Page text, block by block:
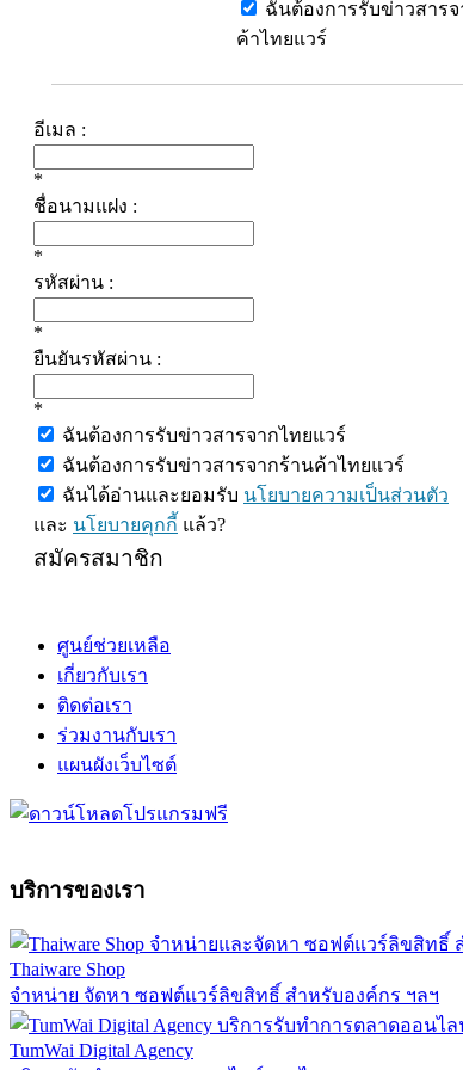
ฉันต้องการรับข่าวสาร
ค้าไทยแวร์
อีเมล :
*
ชื่อนามแฝง :
*
รหัสผ่าน :
*
ยืนยันรหัสผ่าน :
*
ฉันต้องการรับข่าวสารจากไทยแวร์
ฉันต้องการรับข่าวสารจากร้านค้าไทยแวร์
ฉันได้อ่านและยอมรับ นโยบายความเป็นส่วนตัว
และ นโยบายคุกกี้ แล้ว?
สมัครสมาชิก
ศูนย์ช่วยเหลือ
เกี่ยวกับเรา
ติดต่อเรา
ร่วมงานกับเรา
แผนผังเว็บไซต์
บริการของเรา
Thaiware Shop
จำหน่าย จัดหา ซอฟต์แวร์ลิขสิทธิ์ สำหรับองค์กร ฯลฯ
TumWai Digital Agency